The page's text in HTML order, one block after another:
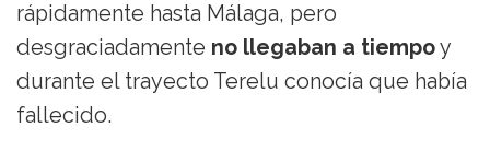
rápidamente hasta Málaga, pero
desgraciadamente no llegaban a tiempoy
durante el trayecto Terelu conocía que había
fallecido.